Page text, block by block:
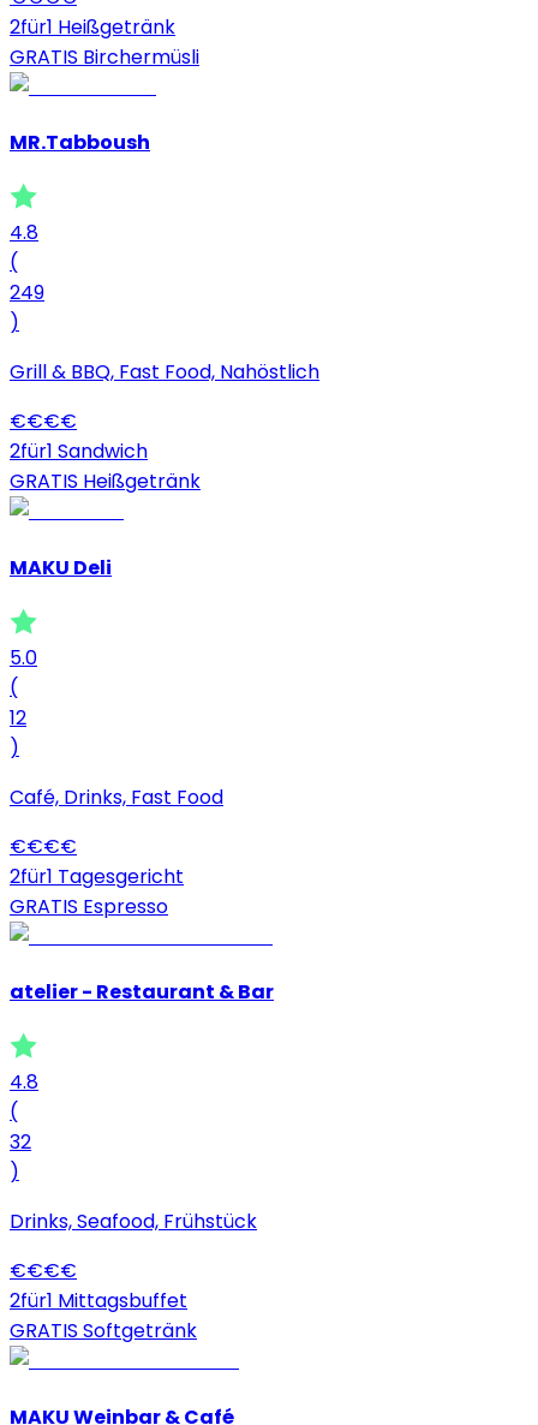
2für1 Heißgetränk
GRATIS Birchermüsli
MR.Tabboush
4.8
(
249
)
Grill & BBQ, Fast Food, Nahöstlich
€€€€
2für1 Sandwich
GRATIS Heißgetränk
MAKU Deli
5.0
(
12
)
Café, Drinks, Fast Food
€€€€
2für1 Tagesgericht
GRATIS Espresso
atelier - Restaurant & Bar
4.8
(
32
)
Drinks, Seafood, Frühstück
€€€€
2für1 Mittagsbuffet
GRATIS Softgetränk
MAKU Weinbar & Café